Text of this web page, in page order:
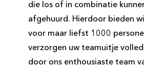
die los of in combinatie
afgehuurd. Hierdoor bieden
voor maar liefst 1000
verzorgen uw teamuitje
door ons enthousiaste team